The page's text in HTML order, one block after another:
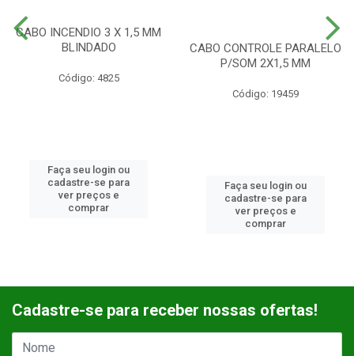
CABO INCENDIO 3 X 1,5 MM
BLINDADO
Código: 4825
Faça seu login ou
cadastre-se para
ver preços e
comprar
CABO CONTROLE PARALELO
P/SOM 2X1,5 MM
Código: 19459
Faça seu login ou
cadastre-se para
ver preços e
comprar
Cadastre-se para receber nossas ofertas!